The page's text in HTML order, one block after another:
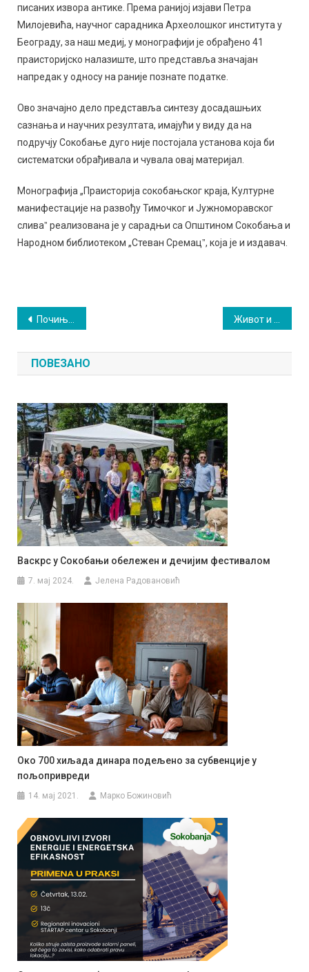
писаних извора антике. Према ранијој изјави Петра
Милојевића, научног сарадника Археолошког института у
Београду, за наш медиј, у монографији је обрађено 41
праисторијско налазиште, што представља значајан
напредак у односу на раније познате податке.
Ово значајно дело представља синтезу досадашњих
сазнања и научних резултата, имајући у виду да на
подручју Сокобање дуго није постојала установа која би
систематски обрађивала и чувала овај материјал.
Монографија „Праисторија сокобањског краја, Културне
манифестације на развођу Тимочког и Јужноморавског
сливаˮ реализована је у сарадњи са Општином Сокобања и
Народном библиотеком „Стеван Сремацˮ, која је и издавач.
Кретање
чланка
Почиње сезона на сокобањском Аква парку: На отварању бесплатно купање
ПОВЕЗАНО
Васкрс у Сокобањи обележен и дечијим фестивалом
7. мај 2024. Јелена Радовановић
Око 700 хиљада динара подељено за субвенције у
пољопривреди
14. мај 2021. Марко Божиновић